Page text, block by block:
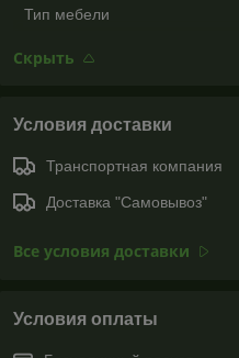
Тип мебели
Скрыть
Условия доставки
Транспортная компания
Доставка "Самовывоз"
Все условия доставки
Условия оплаты